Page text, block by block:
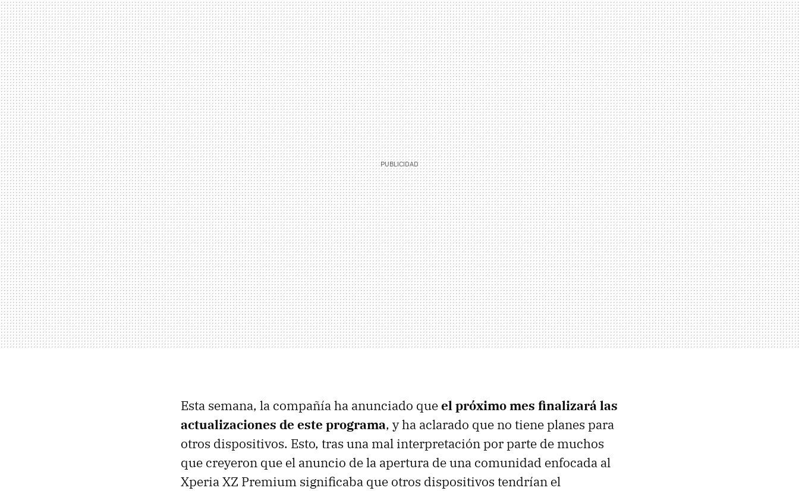
Esta semana, la compañía ha anunciado queel próximo mes finalizará las
actualizaciones de este programa, y ha aclarado que no tiene planes para
otros dispositivos. Esto, tras una mal interpretación por parte de muchos
que creyeron que el anuncio de la apertura de una comunidad enfocada al
Xperia XZ Premium significaba que otros dispositivos tendrían el